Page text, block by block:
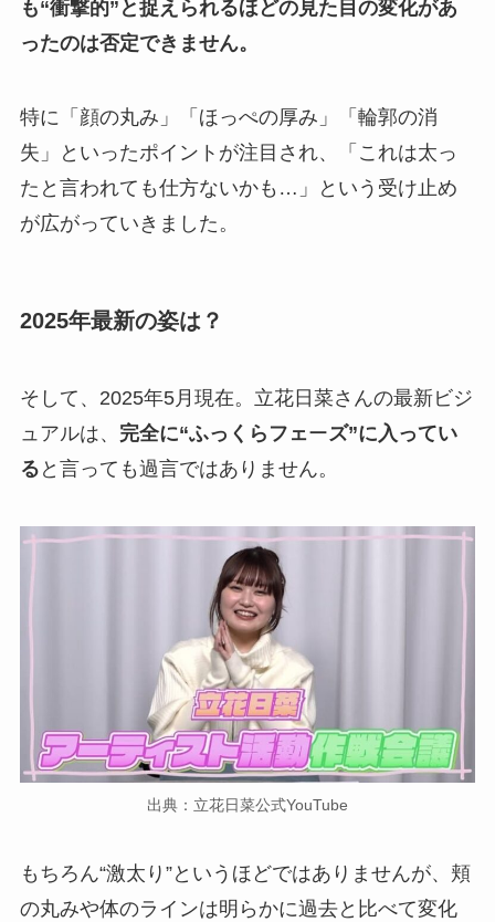
も“衝撃的”と捉えられるほどの見た目の変化があ
ったのは否定できません。
特に「顔の丸み」「ほっぺの厚み」「輪郭の消
失」といったポイントが注目され、「これは太っ
たと言われても仕方ないかも…」という受け止め
が広がっていきました。
2025年最新の姿は？
そして、2025年5月現在。立花日菜さんの最新ビジ
ュアルは、 完全に“ふっくらフェー ズ”に入ってい
る と言っても過言ではありません。
出典：立花日菜公式YouTube
もちろん“激太り”というほどではありませんが、頬
の丸みや体のラインは明らかに過去と比べて変化